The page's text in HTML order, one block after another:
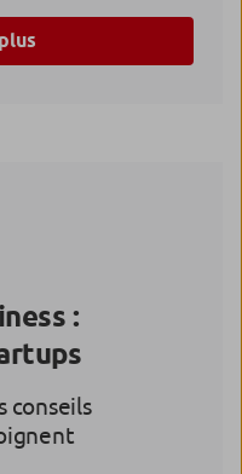
:
conseils